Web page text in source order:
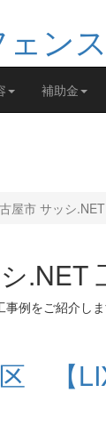
補助金
屋市 サッシ.NET
.NET
例をご紹介し
【